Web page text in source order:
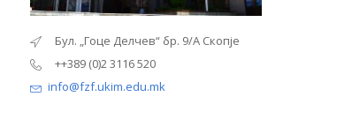
Бул. „Гоце Делчев“ бр. 9/А Скопје
++389 (0)2 3116 520
info@fzf.ukim.edu.mk